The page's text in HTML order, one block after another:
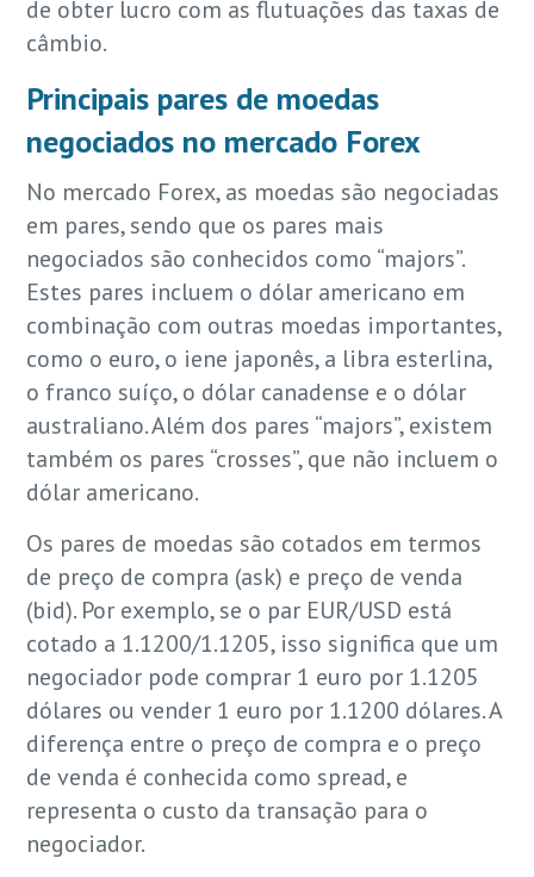
de obter lucro com as flutuações das taxas de
câmbio.
Principais pares de moedas
negociados no mercado Forex
No mercado Forex, as moedas são negociadas
em pares, sendo que os pares mais
negociados são conhecidos como “majors”.
Estes pares incluem o dólar americano em
combinação com outras moedas importantes,
como o euro, o iene japonês, a libra esterlina,
o franco suíço, o dólar canadense e o dólar
australiano. Além dos pares “majors”, existem
também os pares “crosses”, que não incluem o
dólar americano.
Os pares de moedas são cotados em termos
de preço de compra (ask) e preço de venda
(bid). Por exemplo, se o par EUR/USD está
cotado a 1.1200/1.1205, isso significa que um
negociador pode comprar 1 euro por 1.1205
dólares ou vender 1 euro por 1.1200 dólares. A
diferença entre o preço de compra e o preço
de venda é conhecida como spread, e
representa o custo da transação para o
negociador.